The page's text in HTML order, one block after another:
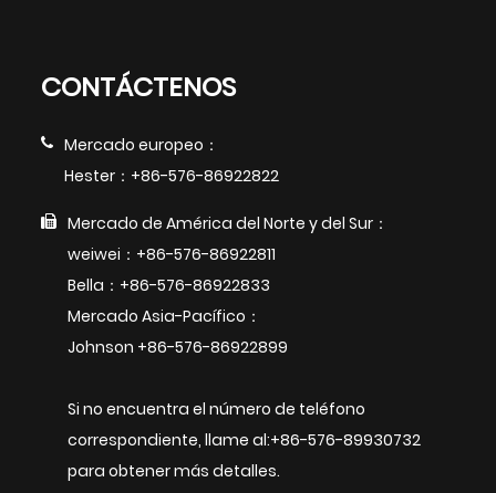
CONTÁCTENOS
Mercado europeo：
Hester：+86-576-86922822
Mercado de América del Norte y del Sur：
weiwei：+86-576-86922811
Bella：+86-576-86922833
Mercado Asia-Pacífico：
Johnson +86-576-86922899
Si no encuentra el número de teléfono
correspondiente, llame al:+86-576-89930732
para obtener más detalles.